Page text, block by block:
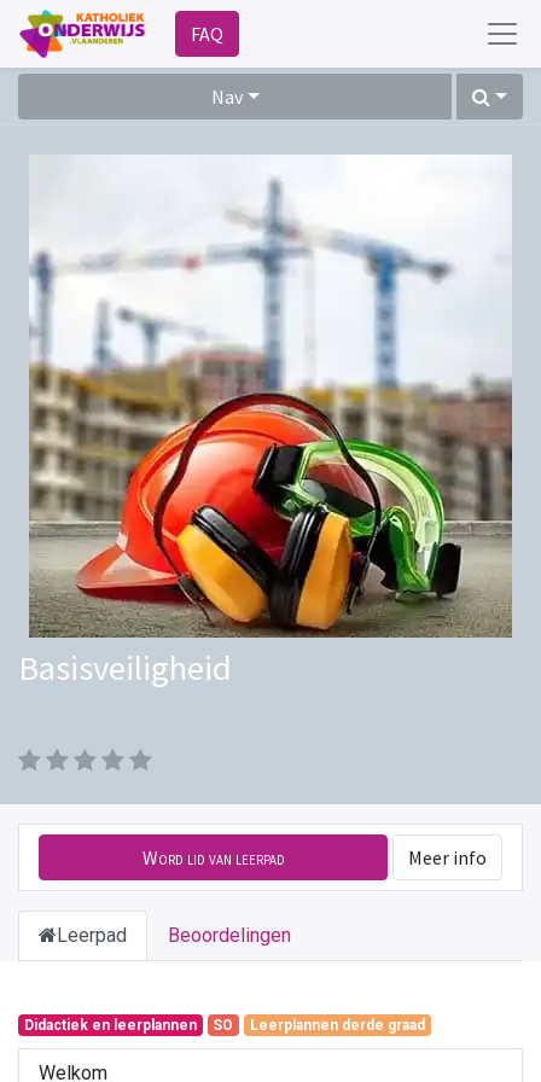
FAQ
Nav
Basisveiligheid
Word lid van leerpad Meer info
Leerpad Beoordelingen
Didactiek en leerplannen SO Leerplannen derde graad
Welkom